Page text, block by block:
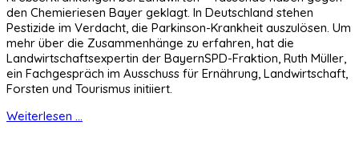
den Chemieriesen Bayer geklagt. In Deutschland stehen
Pestizide im Verdacht, die Parkinson-Krankheit auszulösen. Um
mehr über die Zusammenhänge zu erfahren, hat die
Landwirtschaftsexpertin der BayernSPD-Fraktion, Ruth Müller,
ein Fachgespräch im Ausschuss für Ernährung, Landwirtschaft,
Forsten und Tourismus initiiert.
Weiterlesen ...